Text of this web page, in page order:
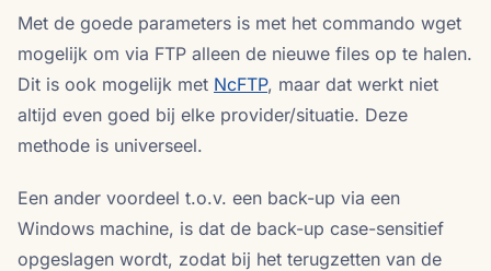
Met de goede parameters is met het commando wget
mogelijk om via FTP alleen de nieuwe files op te halen.
Dit is ook mogelijk met NcFTP, maar dat werkt niet
altijd even goed bij elke provider/situatie. Deze
methode is universeel.
Een ander voordeel t.o.v. een back-up via een
Windows machine, is dat de back-up case-sensitief
opgeslagen wordt, zodat bij het terugzetten van de